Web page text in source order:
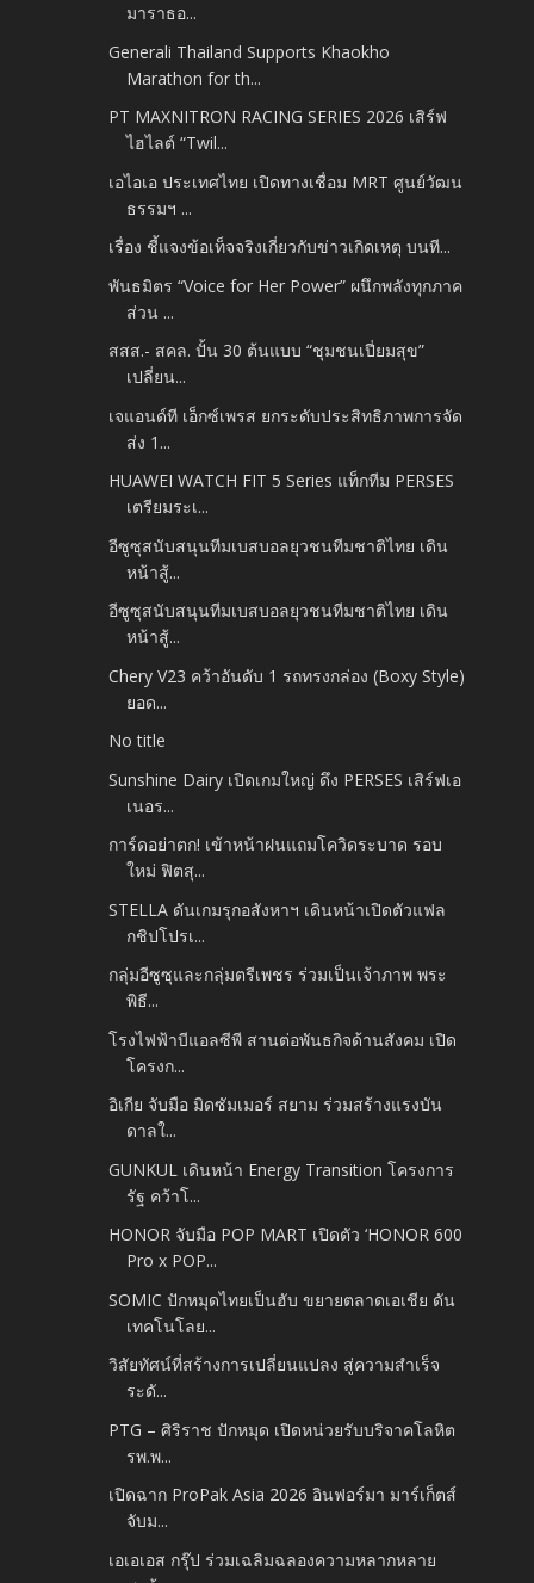
มาราธอ...
Generali Thailand Supports Khaokho
Marathon for th...
PT MAXNITRON RACING SERIES 2026 เสิร์ฟ
ไฮไลต์ “Twil...
เอไอเอ ประเทศไทย เปิดทางเชื่อม MRT ศูนย์วัฒน
ธรรมฯ ...
เรื่อง ชี้แจงข้อเท็จจริงเกี่ยวกับข่าวเกิดเหตุ บนที...
พันธมิตร “Voice for Her Power” ผนึกพลังทุกภาค
ส่วน ...
สสส.- สคล. ปั้น 30 ต้นแบบ “ชุมชนเปี่ยมสุข”
เปลี่ยน...
เจแอนด์ที เอ็กซ์เพรส ยกระดับประสิทธิภาพการจัด
ส่ง 1...
HUAWEI WATCH FIT 5 Series แท็กทีม PERSES
เตรียมระเ...
อีซูซุสนับสนุนทีมเบสบอลยุวชนทีมชาติไทย เดิน
หน้าสู้...
อีซูซุสนับสนุนทีมเบสบอลยุวชนทีมชาติไทย เดิน
หน้าสู้...
Chery V23 คว้าอันดับ 1 รถทรงกล่อง (Boxy Style)
ยอด...
No title
Sunshine Dairy เปิดเกมใหญ่ ดึง PERSES เสิร์ฟเอ
เนอร...
การ์ดอย่าตก! เข้าหน้าฝนแถมโควิดระบาด รอบ
ใหม่ ฟิตสุ...
STELLA ดันเกมรุกอสังหาฯ เดินหน้าเปิดตัวแฟล
กชิปโปรเ...
กลุ่มอีซูซุและกลุ่มตรีเพชร ร่วมเป็นเจ้าภาพ พระ
พิธี...
โรงไฟฟ้าบีแอลซีพี สานต่อพันธกิจด้านสังคม เปิด
โครงก...
อิเกีย จับมือ มิดซัมเมอร์ สยาม ร่วมสร้างแรงบัน
ดาลใ...
GUNKUL เดินหน้า Energy Transition โครงการ
รัฐ คว้าโ...
HONOR จับมือ POP MART เปิดตัว ‘HONOR 600
Pro x POP...
SOMIC ปักหมุดไทยเป็นฮับ ขยายตลาดเอเชีย ดัน
เทคโนโลย...
วิสัยทัศน์ที่สร้างการเปลี่ยนแปลง สู่ความสำเร็จ
ระดั...
PTG – ศิริราช ปักหมุด เปิดหน่วยรับบริจาคโลหิต
รพ.พ...
เปิดฉาก ProPak Asia 2026 อินฟอร์มา มาร์เก็ตส์
จับม...
เอเอเอส กรุ๊ป ร่วมเฉลิมฉลองความหลากหลาย